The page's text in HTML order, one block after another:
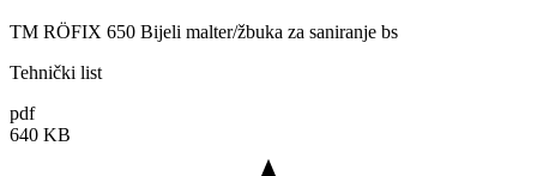
TM RÖFIX 650 Bijeli malter/žbuka za saniranje bs
Tehnički list
pdf
640 KB